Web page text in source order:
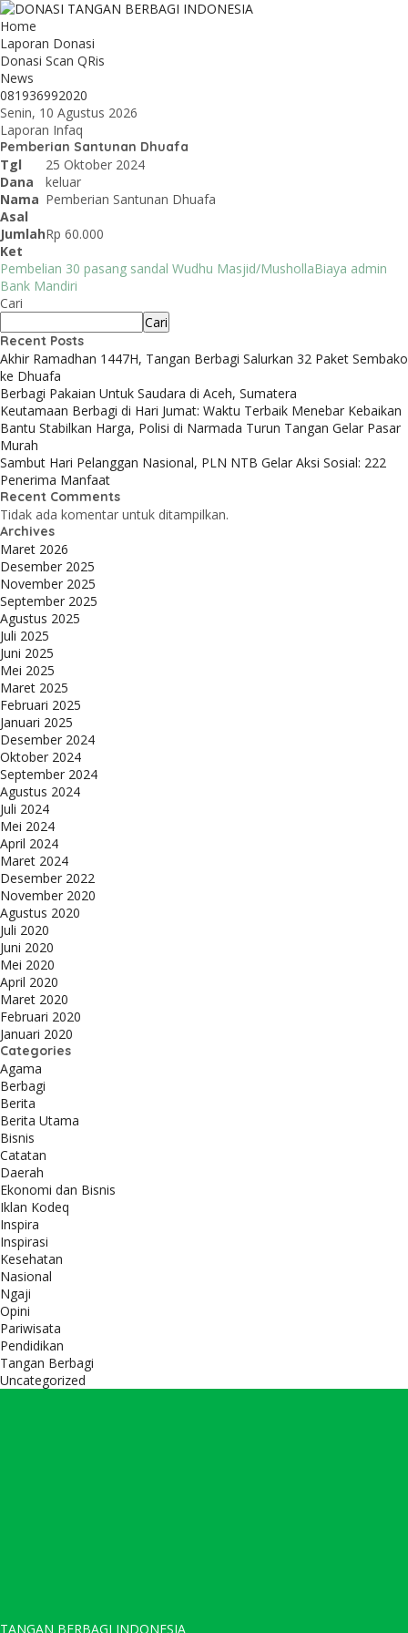
Home
Laporan Donasi
Donasi Scan QRis
News
081936992020
Senin, 10 Agustus 2026
Laporan Infaq
Pemberian Santunan Dhuafa
Tgl
25 Oktober 2024
Dana
keluar
Nama Pemberian Santunan Dhuafa
Asal
JumlahRp 60.000
Ket
Pembelian 30 pasang sandal Wudhu Masjid/MushollaBiaya admin
Bank Mandiri
Cari
Cari
Recent Posts
Akhir Ramadhan 1447H, Tangan Berbagi Salurkan 32 Paket Sembako
ke Dhuafa
Berbagi Pakaian Untuk Saudara di Aceh, Sumatera
Keutamaan Berbagi di Hari Jumat: Waktu Terbaik Menebar Kebaikan
Bantu Stabilkan Harga, Polisi di Narmada Turun Tangan Gelar Pasar
Murah
Sambut Hari Pelanggan Nasional, PLN NTB Gelar Aksi Sosial: 222
Penerima Manfaat
Recent Comments
Tidak ada komentar untuk ditampilkan.
Archives
Maret 2026
Desember 2025
November 2025
September 2025
Agustus 2025
Juli 2025
Juni 2025
Mei 2025
Maret 2025
Februari 2025
Januari 2025
Desember 2024
Oktober 2024
September 2024
Agustus 2024
Juli 2024
Mei 2024
April 2024
Maret 2024
Desember 2022
November 2020
Agustus 2020
Juli 2020
Juni 2020
Mei 2020
April 2020
Maret 2020
Februari 2020
Januari 2020
Categories
Agama
Berbagi
Berita
Berita Utama
Bisnis
Catatan
Daerah
Ekonomi dan Bisnis
Iklan Kodeq
Inspira
Inspirasi
Kesehatan
Nasional
Ngaji
Opini
Pariwisata
Pendidikan
Tangan Berbagi
Uncategorized
TANGAN BERBAGI INDONESIA